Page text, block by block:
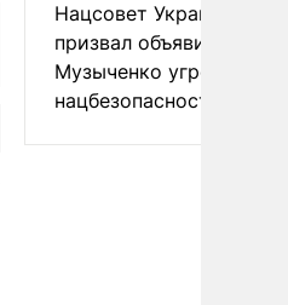
Нацсовет Украины по
призвал объявить
Музыченко угрозой
нацбезопасности